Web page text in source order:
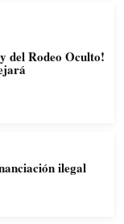
del Rodeo Oculto!
ilegal